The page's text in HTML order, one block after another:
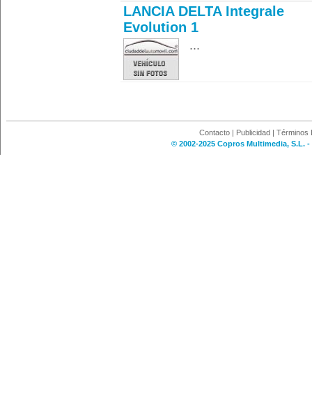
LANCIA DELTA Integrale
Evolution 1
...
Contacto | Publicidad | Términos
© 2002-2025 Copros Multimedia, S.L.